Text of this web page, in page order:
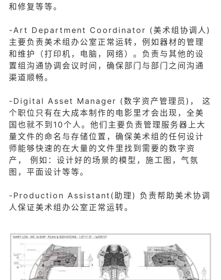
和修复等等。
-Art Department Coordinator (美术组协调人)
主要负责美术组办公室正常运转，例如器材的管理
和维护（打印机，电脑，网络）。负责与其他的设
置组沟通协调会议时间，确保部门与部门之间沟通
渠道顺畅。
-Digital Asset Manager (数字资产管理员)， 这
个职位只有在大成本制作的电影里才会出现，全美
国也就不到10个人。他们主要负责管理服务器上大
量文件的命名与存储位置，确保美术组的任何设计
师能够快速的在大量的文件里找到需要的数字资
产， 例如：设计好的场景的模型，施工图，气氛
图，平面设计等等。
-Production Assistant(助理) 负责帮助美术协调
人保证美术组办公室正常运转。